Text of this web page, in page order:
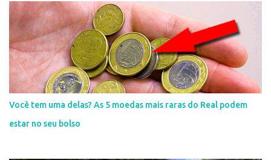
Você tem uma delas? As 5 moedas mais raras do Real podem
estar no seu bolso